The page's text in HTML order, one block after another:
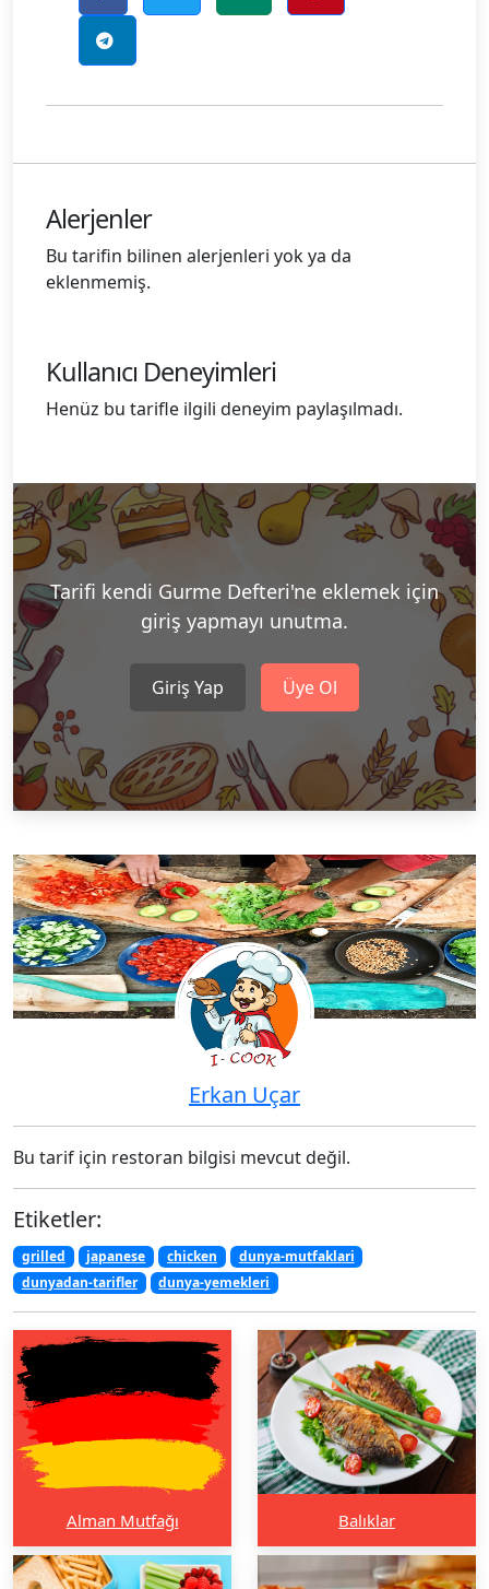
Alerjenler
Bu tarifin bilinen alerjenleri yok ya da
eklenmemiş.
Kullanıcı Deneyimleri
Henüz bu tarifle ilgili deneyim paylaşılmadı.
Tarifi kendi Gurme Defteri'ne eklemek için
giriş yapmayı unutma.
Giriş Yap Üye Ol
Erkan Uçar
Bu tarif için restoran bilgisi mevcut değil.
Etiketler:
grilled japanese chicken
dunya-mutfaklari
dunyadan-tarifler
dunya-yemekleri
Alman Mutfağı Balıklar